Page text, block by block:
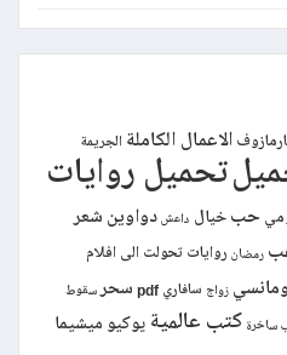
الاعمال الكاملة الجريمة
تحميل روايات
حب خيال داعش دواوين شعر
رمضان روايات تحولت الى افلام
زواج سافاري pdf سحر سقوط
ساخرة كتب عالمية يوكيو ميشيما